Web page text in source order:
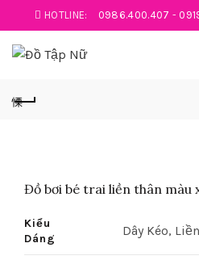
HOTLINE: 0986.400.407 -
Đồ bơi bé trai liền thân màu
Kiểu
Dáng
Dây Kéo,